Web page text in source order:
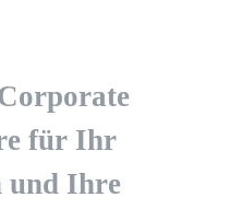
für Ihr
und Ihre